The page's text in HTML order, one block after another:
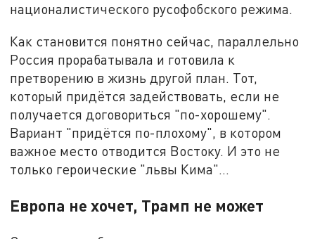
националистического русофобского режима.
Как становится понятно сейчас, параллельно
Россия прорабатывала и готовила к
претворению в жизнь другой план. Тот,
который придётся задействовать, если не
получается договориться "по-хорошему".
Вариант "придётся по-плохому", в котором
важное место отводится Востоку. И это не
только героические "львы Кима"…
Европа не хочет, Трамп не может